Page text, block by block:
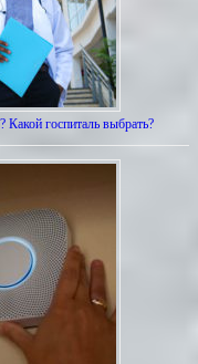
госпиталь выбрать?